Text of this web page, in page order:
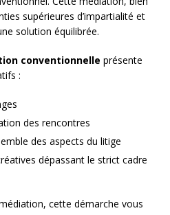
supérieures d’impartialité et
solution équilibrée.
conventionnelle présente
:
des rencontres
des aspects du litige
dépassant le strict cadre
cette démarche vous